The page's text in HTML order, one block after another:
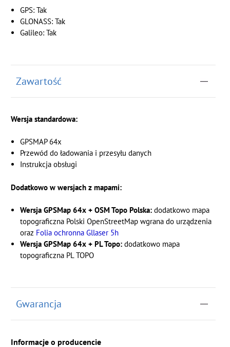
GPS: Tak
GLONASS: Tak
Galileo: Tak
Zawartość
Wersja standardowa:
GPSMAP 64x
Przewód do ładowania i przesyłu danych
Instrukcja obsługi
Dodatkowo w wersjach z mapami:
Wersja GPSMap 64x + OSM Topo Polska:dodatkowo mapa
topograficzna Polski OpenStreetMap wgrana do urządzenia
oraz Folia ochronna Gllaser 5h
Wersja GPSMap 64x + PL Topo:dodatkowo mapa
topograficzna PL TOPO
Gwarancja
Informacje o producencie